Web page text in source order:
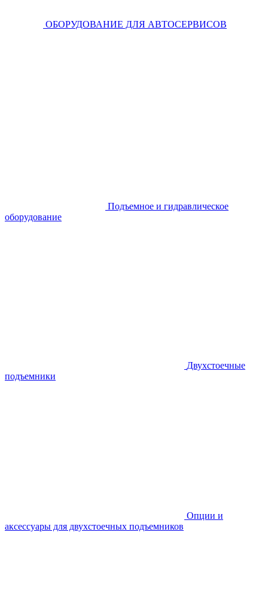
ОБОРУДОВАНИЕ ДЛЯ АВТОСЕРВИСОВ
Подъемное и гидравлическое
оборудование
Двухстоечные
подъемники
Опции и
аксессуары для двухстоечных подъемников